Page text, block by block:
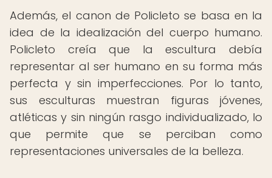
Además, el canon de Policleto se basa en la
idea de la idealización del cuerpo humano.
Policleto creía que la escultura debía
representar al ser humano en su forma más
perfecta y sin imperfecciones. Por lo tanto,
sus esculturas muestran figuras jóvenes,
atléticas y sin ningún rasgo individualizado, lo
que permite que se perciban como
representaciones universales de la belleza.